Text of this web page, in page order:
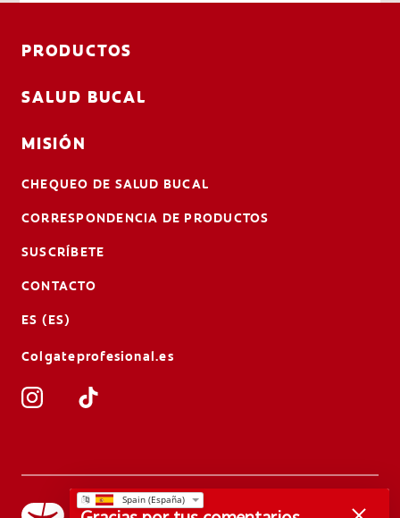
PRODUCTOS
SALUD BUCAL
MISIÓN
CHEQUEO DE SALUD BUCAL
CORRESPONDENCIA DE PRODUCTOS
SUSCRÍBETE
CONTACTO
ES (ES)
Colgateprofesional.es